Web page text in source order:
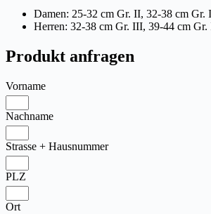
Damen: 25-32 cm Gr. II, 32-38 cm
Herren: 32-38 cm Gr. III, 39-44 cm
Produkt anfragen
Vorname
Nachname
Strasse + Hausnummer
PLZ
Ort